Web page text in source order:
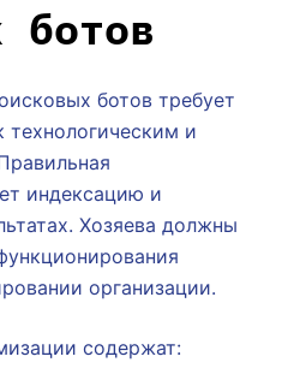
ботов
ботов требует
технологическим и
индексацию и
Хозяева должны
организации.
содержат: